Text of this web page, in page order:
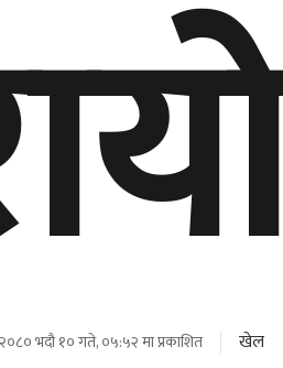
भदौ १० गते, ०५:५२ मा प्रकाशित खेल